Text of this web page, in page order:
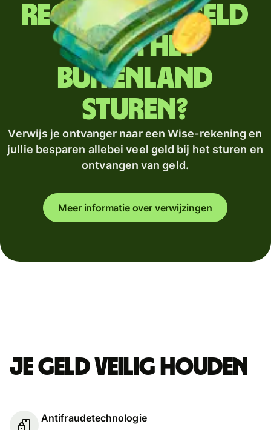
Regelmatig geld
naar het
buitenland
sturen?
Verwijs je ontvanger naar een Wise-rekening en
jullie besparen allebei veel geld bij het sturen en
ontvangen van geld.
Meer informatie over verwijzingen
Je geld veilig houden
Antifraudetechnologie